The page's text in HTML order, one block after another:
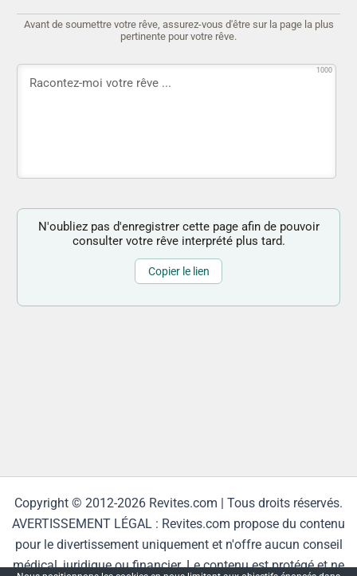
Avant de soumettre votre rêve, assurez-vous d'être sur la page la plus
pertinente pour votre rêve.
1000
N'oubliez pas d'enregistrer cette page afin de pouvoir
consulter votre rêve interprété plus tard.
Copier le lien
Copyright © 2012-2026 Revites.com | Tous droits réservés.
AVERTISSEMENT LÉGAL : Revites.com propose du contenu
pour le divertissement uniquement et n'offre aucun conseil
médical, juridique ou financier. Le contenu est protégé et ne